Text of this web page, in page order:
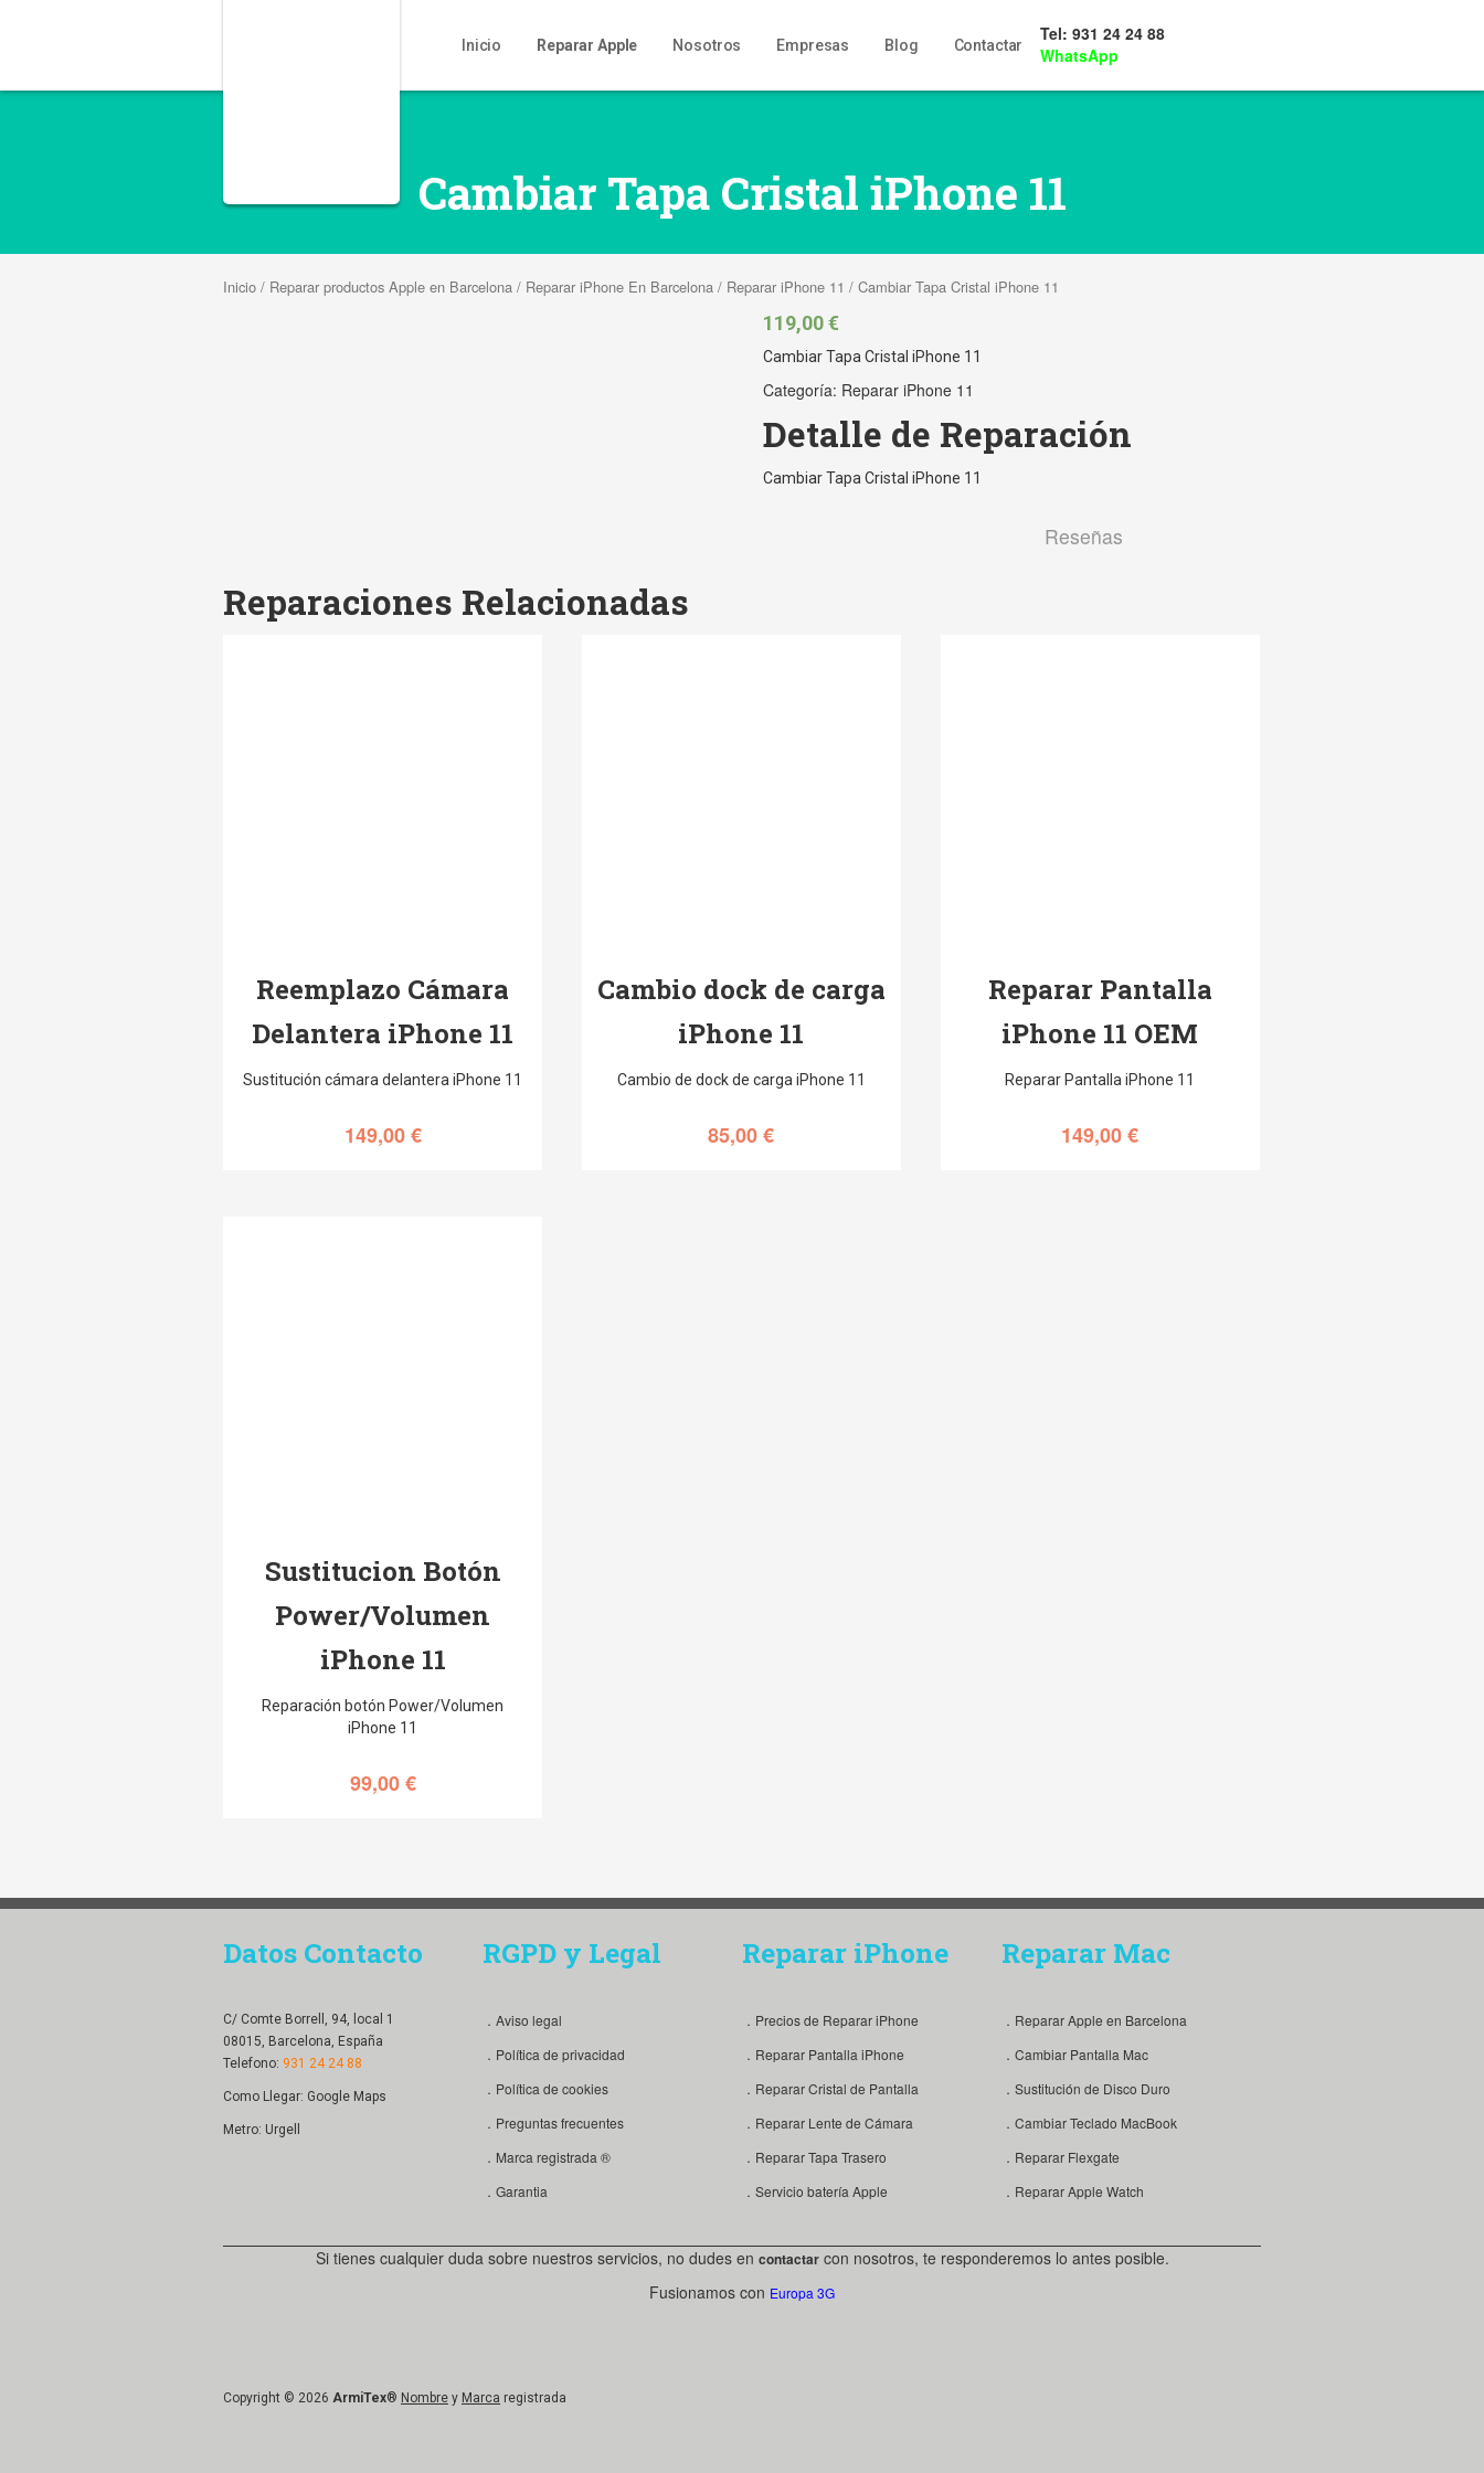
Inicio Reparar Apple Nosotros Empresas Blog Contactar
Tel: 931 24 24 88
WhatsApp
Cambiar Tapa Cristal iPhone 11
Inicio / Reparar productos Apple en Barcelona / Reparar iPhone En Barcelona / Reparar iPhone 11 / Cambiar Tapa Cristal iPhone 11
119,00€
Cambiar Tapa Cristal iPhone 11
Categoría: Reparar iPhone 11
Detalle de Reparación
Cambiar Tapa Cristal iPhone 11
Reseñas
Reparaciones Relacionadas
Reemplazo Cámara
Delantera iPhone 11
Sustitución cámara delantera iPhone 11
149,00€
Cambio dock de carga
iPhone 11
Cambio de dock de carga iPhone 11
85,00€
Reparar Pantalla
iPhone 11 OEM
Reparar Pantalla iPhone 11
149,00€
Sustitucion Botón
Power/Volumen
iPhone 11
Reparación botón Power/Volumen
iPhone 11
99,00€
Datos Contacto
C/ Comte Borrell, 94, local 1
08015, Barcelona, España
Telefono: 931 24 24 88
Como Llegar: Google Maps
Metro: Urgell
RGPD y Legal
．Aviso legal
．Política de privacidad
．Política de cookies
．Preguntas frecuentes
．Marca registrada ®
．Garantia
Reparar iPhone
．Precios de Reparar iPhone
．Reparar Pantalla iPhone
．Reparar Cristal de Pantalla
．Reparar Lente de Cámara
．Reparar Tapa Trasero
．Servicio batería Apple
Reparar Mac
．Reparar Apple en Barcelona
．Cambiar Pantalla Mac
．Sustitución de Disco Duro
．Cambiar Teclado MacBook
．Reparar Flexgate
．Reparar Apple Watch
Si tienes cualquier duda sobre nuestros servicios, no dudes en contactarcon nosotros, te responderemos lo antes posible.
Fusionamos con Europa 3G
Copyright © 2026 ArmiTex® Nombre y Marca registrada